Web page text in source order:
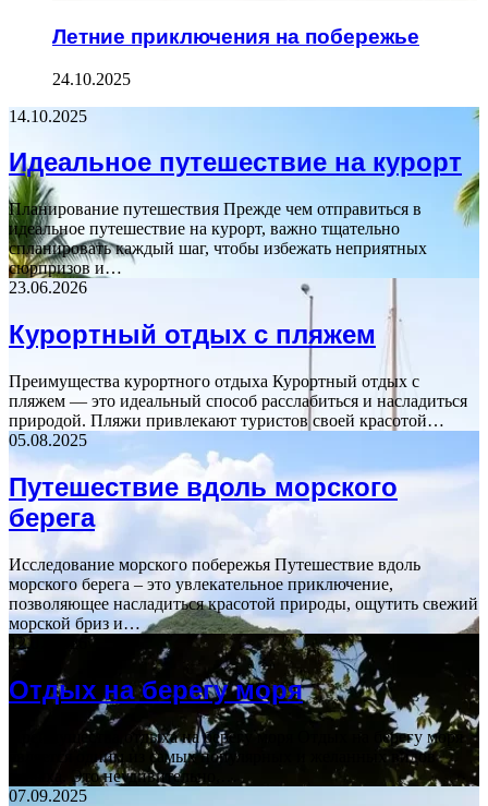
Летние приключения на побережье
24.10.2025
14.10.2025
Идеальное путешествие на курорт
Планирование путешествия Прежде чем отправиться в
идеальное путешествие на курорт, важно тщательно
спланировать каждый шаг, чтобы избежать неприятных
сюрпризов и…
23.06.2026
Курортный отдых с пляжем
Преимущества курортного отдыха Курортный отдых с
пляжем — это идеальный способ расслабиться и насладиться
природой. Пляжи привлекают туристов своей красотой…
05.08.2025
Путешествие вдоль морского
берега
Исследование морского побережья Путешествие вдоль
морского берега – это увлекательное приключение,
позволяющее насладиться красотой природы, ощутить свежий
морской бриз и…
12.07.2026
Отдых на берегу моря
Преимущества отдыха на берегу моря Отдых на берегу моря
является одним из самых популярных и желанных видов
отдыха. Это неудивительно,…
07.09.2025